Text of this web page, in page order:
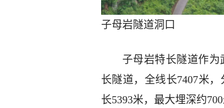
子母岩隧道洞口
子母岩特长隧道作
长隧道，全线长7407米
长5393米，最大埋深约700